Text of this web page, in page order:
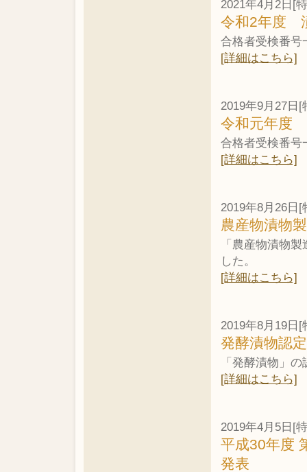
2021年4月2日[
令和2年度
合格者受検番号
[詳細はこちら]
2019年9月27日[
令和元年度
合格者受検番号
[詳細はこちら]
2019年8月26日[
農産物漬物
「農産物漬物
した。
[詳細はこちら]
2019年8月19日[
発酵漬物認
「発酵漬物」
[詳細はこちら]
2019年4月5日[
平成30年度
発表